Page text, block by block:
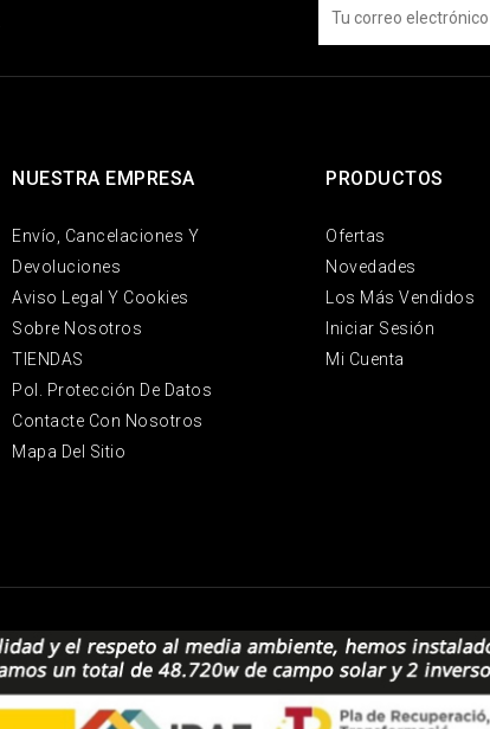
PRODUCTOS
Ofertas
Novedades
Los Más Vendidos
Iniciar Sesión
Mi Cuenta
NUESTRA EMPRESA
Envío, Cancelaciones Y
Devoluciones
Aviso Legal Y Cookies
Sobre Nosotros
TIENDAS
Pol. Protección De Datos
Contacte Con Nosotros
Mapa Del Sitio